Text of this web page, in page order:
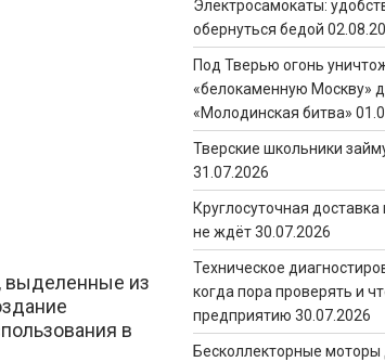
выделенные из
в
Электросамокаты:
обернуться бедой
Под Тверью огонь
«белокаменную Москву»
«Молодинская битва»
Тверские школьники
31.07.2026
Круглосуточная
не ждёт 30.07.2026
Техническое
когда пора проверять и
предприятию 30.07.2026
Бесколлекторные моторы